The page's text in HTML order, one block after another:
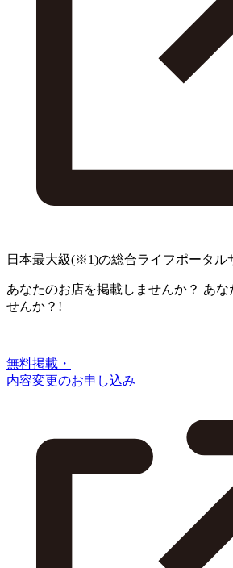
日本最大級(※1)の総合ライフポータル
あなたのお店を掲載しませんか？ あな
せんか？!
無料掲載・
内容変更のお申し込み